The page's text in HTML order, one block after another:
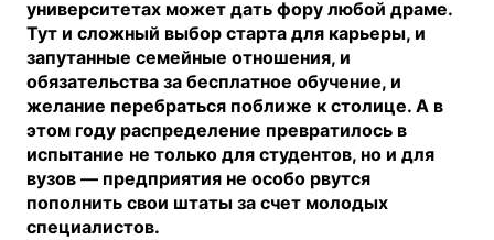
университетах может дать фору любой драме.
Тут и сложный выбор старта для карьеры, и
запутанные семейные отношения, и
обязательства за бесплатное обучение, и
желание перебраться поближе к столице. А в
этом году распределение превратилось в
испытание не только для студентов, но и для
вузов — предприятия не особо рвутся
пополнить свои штаты за счет молодых
специалистов.